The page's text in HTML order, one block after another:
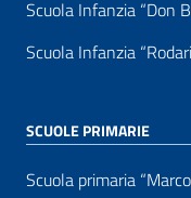
Scuola Infanzia “Don
Scuola Infanzia
SCUOLE PRIMARIE
Scuola primaria